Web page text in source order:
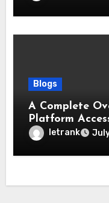
Blogs
A Complete
Platform
letrank